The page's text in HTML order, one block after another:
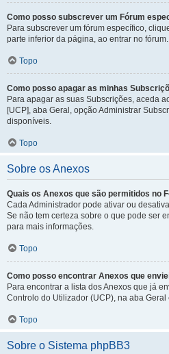
Como posso subscrever um Fórum
Para subscrever um fórum específico,
parte inferior da página, ao entrar no fórum.
Topo
Como posso apagar as minhas
Para apagar as suas Subscrições, aceda
[UCP], aba Geral, opção Administrar
disponíveis.
Topo
Sobre os Anexos
Quais os Anexos que são permitidos no
Cada Administrador pode ativar ou
Se não tem certeza sobre o que pode ser
para mais informações.
Topo
Como posso encontrar Anexos que
Para encontrar a lista dos Anexos que já
Controlo do Utilizador (UCP), na aba Geral
Topo
Sobre o Sistema phpBB3